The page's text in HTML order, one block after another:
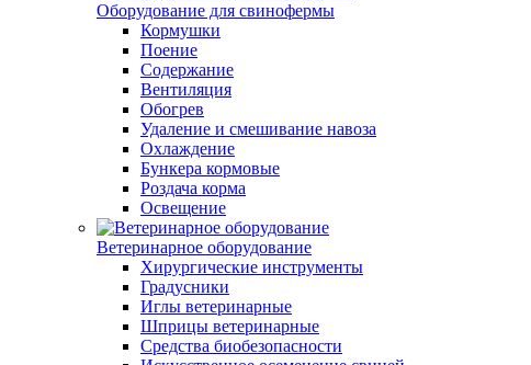
Оборудование для свинофермы
Кормушки
Поение
Содержание
Вентиляция
Обогрев
Удаление и смешивание навоза
Охлаждение
Бункера кормовые
Роздача корма
Освещение
Ветеринарное оборудование
Хирургические инструменты
Градусники
Иглы ветеринарные
Шприцы ветеринарные
Средства биобезопасности